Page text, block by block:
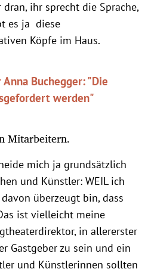
ihr sprecht die Sprache,
es ja diese
Köpfe im Haus.
Buchegger: "Die
werden"
Mitarbeitern.
mich ja grundsätzlich
und Künstler: WEIL ich
überzeugt bin, dass
ist vielleicht meine
in allererster
Gastgeber zu sein und ein
und Künstlerinnen sollten